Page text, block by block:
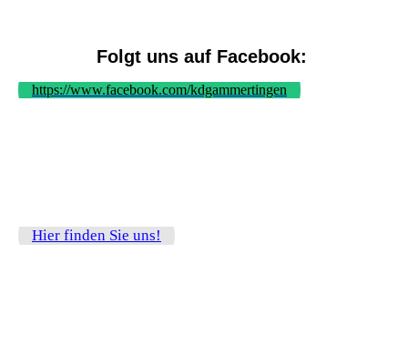
Folgt uns auf Facebook:
https://www.facebook.com/kdgammertingen
Hier finden Sie uns!